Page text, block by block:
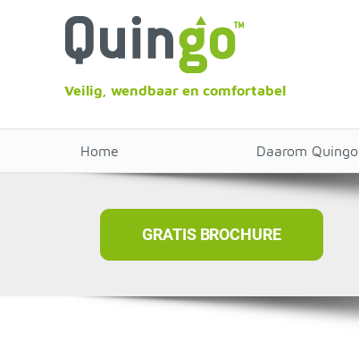
Veilig, wendbaar en comfortabel
Home Daarom Quingo
GRATIS BROCHURE